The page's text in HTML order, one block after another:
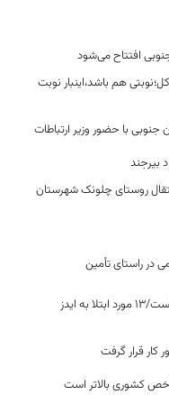
هم باشد،اینبار نوبت
بیرجند
روستای چلونک شهرستان
در راستای تأمین
مشاوره و آزمایش ایدز در خراسان جنوبی رایگان است/۱۳ مورد ابتلا به ایدز
کار قرار گرفت